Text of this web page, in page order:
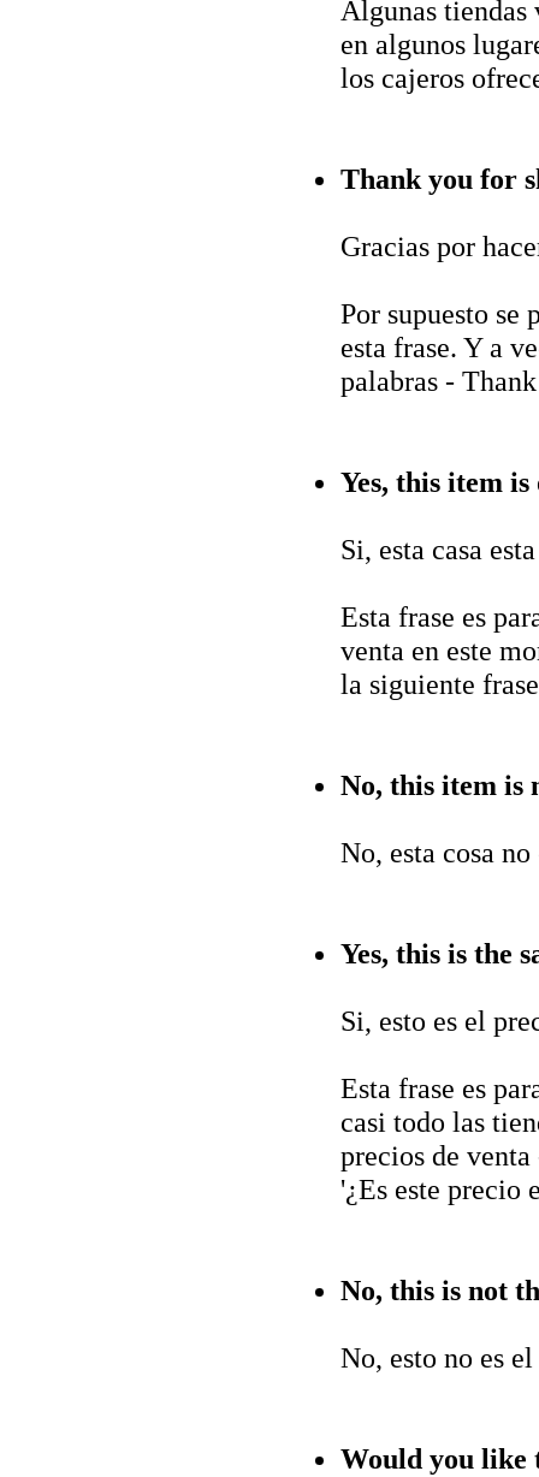
Algunas tiendas
en algunos
los cajeros
Thank you for
Gracias por
Por supuesto se
esta frase. Y a
palabras -
Yes, this item is
Si, esta casa
Esta frase es
venta en este
la siguiente
No, this item is
No, esta cosa
Yes, this is the
Si, esto es el
Esta frase es
casi todo las
precios de
'¿Es este precio
No, this is not
No, esto no es
Would you like